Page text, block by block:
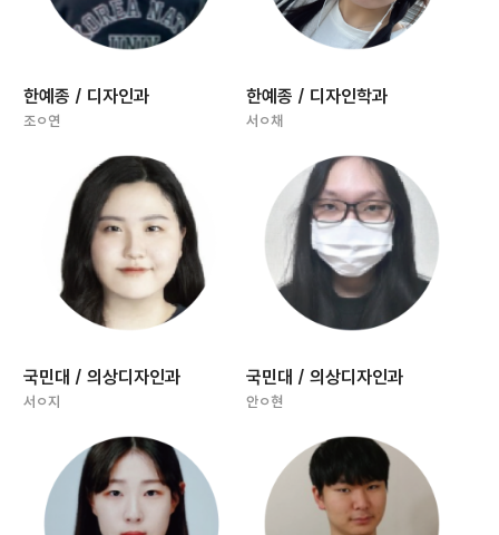
한예종 / 디자인과
조ㅇ연
한예종 / 디자인학과
서ㅇ채
국민대 / 의상디자인과
서ㅇ지
국민대 / 의상디자인과
안ㅇ현